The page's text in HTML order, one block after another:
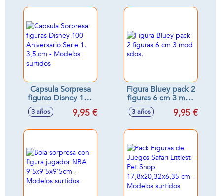
Capsula Sorpresa
figuras Disney 100
Aniversario Serie 1.
3,5 cm - Modelos
3 años 9,95 €
Figura Bluey pack 2
figuras 6 cm 3 mod
sdos.
3 años 9,95 €